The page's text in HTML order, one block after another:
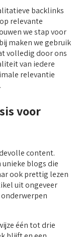
backlinks
relevante
we stap voor
maken we gebruik
volledig door ons
van iedere
relevantie
voor
content.
blogs die
ook prettig lezen
uit ongeveer
één tot drie